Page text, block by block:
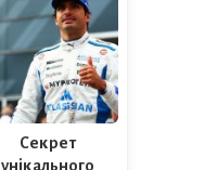
Секрет
унікального